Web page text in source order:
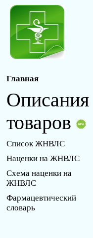
Главная
Описания
товаров
Список ЖНВЛС
Наценки на ЖНВЛС
Схема наценки на
ЖНВЛС
Фармацевтический
словарь